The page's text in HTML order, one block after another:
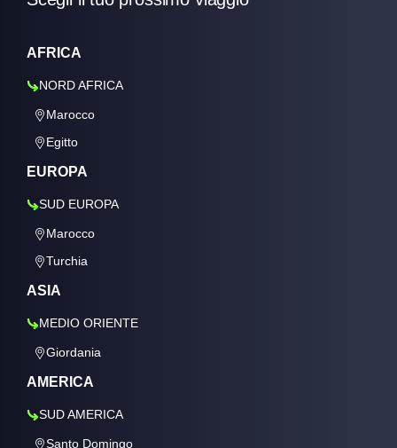
AFRICA
NORD AFRICA
Marocco
Egitto
EUROPA
SUD EUROPA
Marocco
Turchia
ASIA
MEDIO ORIENTE
Giordania
AMERICA
SUD AMERICA
Santo Domingo